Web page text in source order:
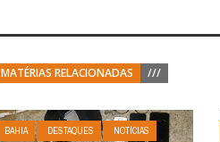
MATÉRIAS RELACIONADAS ///
BAHIA DESTAQUES
NOTÍCIAS